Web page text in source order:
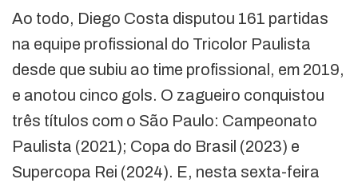
Ao todo, Diego Costa disputou 161 partidas
na equipe profissional do Tricolor Paulista
desde que subiu ao time profissional, em 2019,
e anotou cinco gols. O zagueiro conquistou
três títulos com o São Paulo: Campeonato
Paulista (2021); Copa do Brasil (2023) e
Supercopa Rei (2024). E, nesta sexta-feira